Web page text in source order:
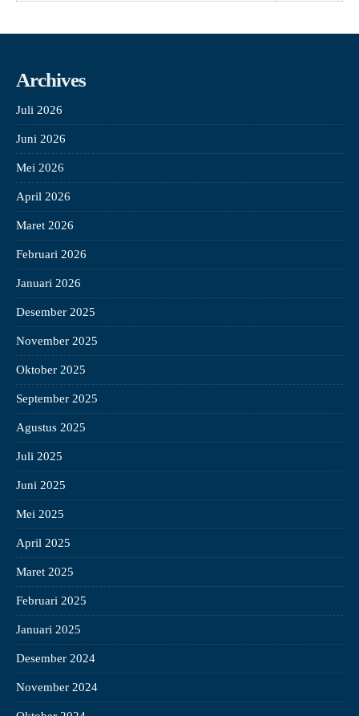
Archives
Juli 2026
Juni 2026
Mei 2026
April 2026
Maret 2026
Februari 2026
Januari 2026
Desember 2025
November 2025
Oktober 2025
September 2025
Agustus 2025
Juli 2025
Juni 2025
Mei 2025
April 2025
Maret 2025
Februari 2025
Januari 2025
Desember 2024
November 2024